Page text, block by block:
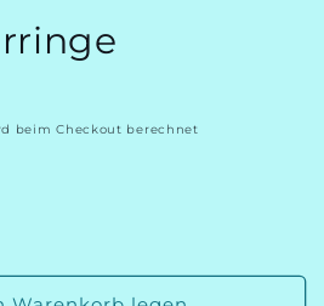
beim Checkout berechnet